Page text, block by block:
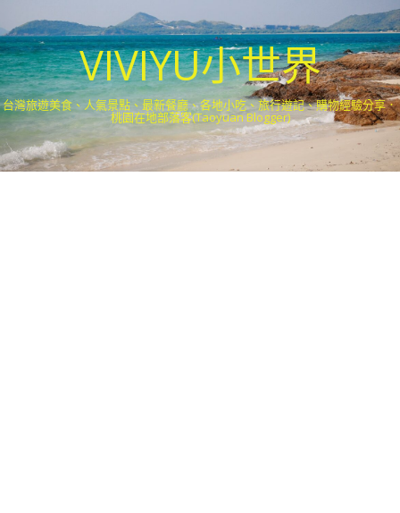
VIVIYU小世界
台灣旅遊美食、人氣景點、最新餐廳、各地小吃、旅行遊記、購物經驗分享．
桃園在地部落客(Taoyuan Blogger)